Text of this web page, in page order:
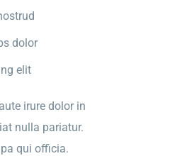
dolor
elit
irure dolor in
nulla pariatur.
qui officia.